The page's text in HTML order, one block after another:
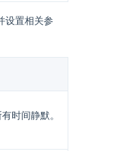
设置相关参
时间静默。